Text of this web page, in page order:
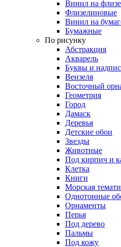
Винил на
Флизелиновые
Винил на
Бумажные
По рисунку
Абстракция
Акварель
Буквы и
Вензеля
Восточный
Геометрия
Город
Дамаск
Деревья
Детские обои
Звезды
Животные
Под кирпич и
Клетка
Книги
Морская
Однотонные
Орнаменты
Перья
Под дерево
Пальмы
Под кожу